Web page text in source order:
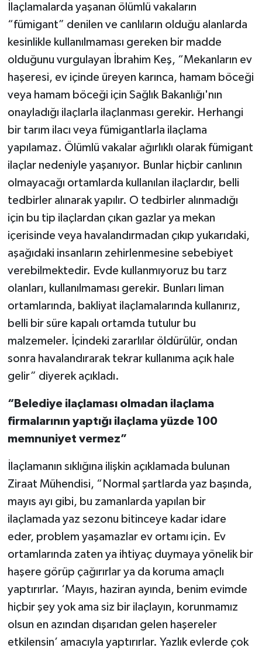
İlaçlamalarda yaşanan ölümlü vakaların
“fümigant” denilen ve canlıların olduğu alanlarda
kesinlikle kullanılmaması gereken bir madde
olduğunu vurgulayan İbrahim Keş, “Mekanların ev
haşeresi, ev içinde üreyen karınca, hamam böceği
veya hamam böceği için Sağlık Bakanlığı'nın
onayladığı ilaçlarla ilaçlanması gerekir. Herhangi
bir tarım ilacı veya fümigantlarla ilaçlama
yapılamaz. Ölümlü vakalar ağırlıklı olarak fümigant
ilaçlar nedeniyle yaşanıyor. Bunlar hiçbir canlının
olmayacağı ortamlarda kullanılan ilaçlardır, belli
tedbirler alınarak yapılır. O tedbirler alınmadığı
için bu tip ilaçlardan çıkan gazlar ya mekan
içerisinde veya havalandırmadan çıkıp yukarıdaki,
aşağıdaki insanların zehirlenmesine sebebiyet
verebilmektedir. Evde kullanmıyoruz bu tarz
olanları, kullanılmaması gerekir. Bunları liman
ortamlarında, bakliyat ilaçlamalarında kullanırız,
belli bir süre kapalı ortamda tutulur bu
malzemeler. İçindeki zararlılar öldürülür, ondan
sonra havalandırarak tekrar kullanıma açık hale
gelir” diyerek açıkladı.
“Belediye ilaçlaması olmadan ilaçlama
firmalarının yaptığı ilaçlama yüzde 100
memnuniyet vermez”
İlaçlamanın sıklığına ilişkin açıklamada bulunan
Ziraat Mühendisi, “Normal şartlarda yaz başında,
mayıs ayı gibi, bu zamanlarda yapılan bir
ilaçlamada yaz sezonu bitinceye kadar idare
eder, problem yaşamazlar ev ortamı için. Ev
ortamlarında zaten ya ihtiyaç duymaya yönelik bir
haşere görüp çağırırlar ya da koruma amaçlı
yaptırırlar. ‘Mayıs, haziran ayında, benim evimde
hiçbir şey yok ama siz bir ilaçlayın, korunmamız
olsun en azından dışarıdan gelen haşereler
etkilensin’ amacıyla yaptırırlar. Yazlık evlerde çok